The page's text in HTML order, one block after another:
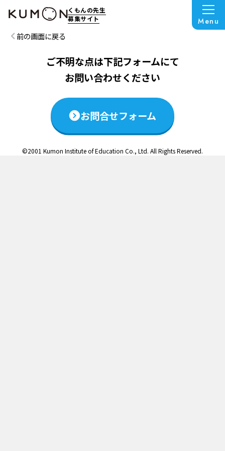
くもんの先生
募集サイト
Menu
この説明会は終了いたしました
前の画面に戻る
ご不明な点は下記フォームにて
お問い合わせください
お問合せフォーム
©2001 Kumon Institute of Education Co., Ltd. All Rights Reserved.